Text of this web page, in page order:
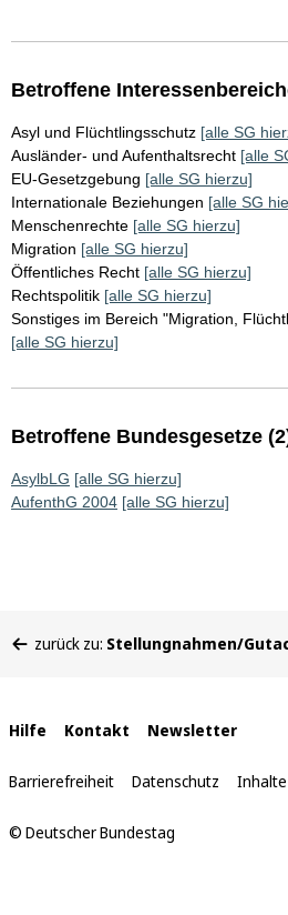
Betroffene
Asyl und Flüchtlingsschutz [alle SG
Ausländer- und Aufenthaltsrecht [alle
EU-Gesetzgebung [alle SG hierzu]
Internationale Beziehungen [alle SG
Menschenrechte [alle SG hierzu]
Migration [alle SG hierzu]
Öffentliches Recht [alle SG hierzu]
Rechtspolitik [alle SG hierzu]
Sonstiges im Bereich "Migration,
[alle SG hierzu]
Betroffene Bundesgesetze
AsylbLG [alle SG hierzu]
AufenthG 2004 [alle SG hierzu]
befinden
zurück zu: Stellungnahmen/
Interne
Links
Hilfe Kontakt Newsletter
Barrierefreiheit Datenschutz
© Deutscher Bundestag